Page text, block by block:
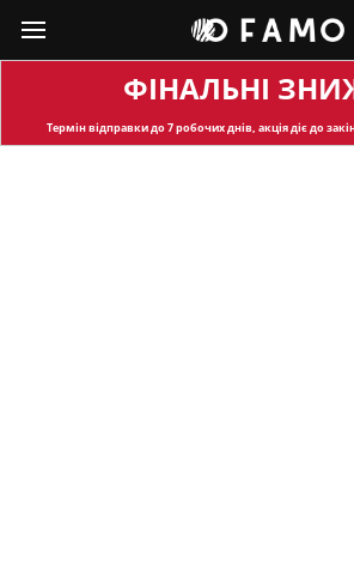
ФІНАЛЬНІ
Термін відправкидо 7 робочих днів, акція діє до